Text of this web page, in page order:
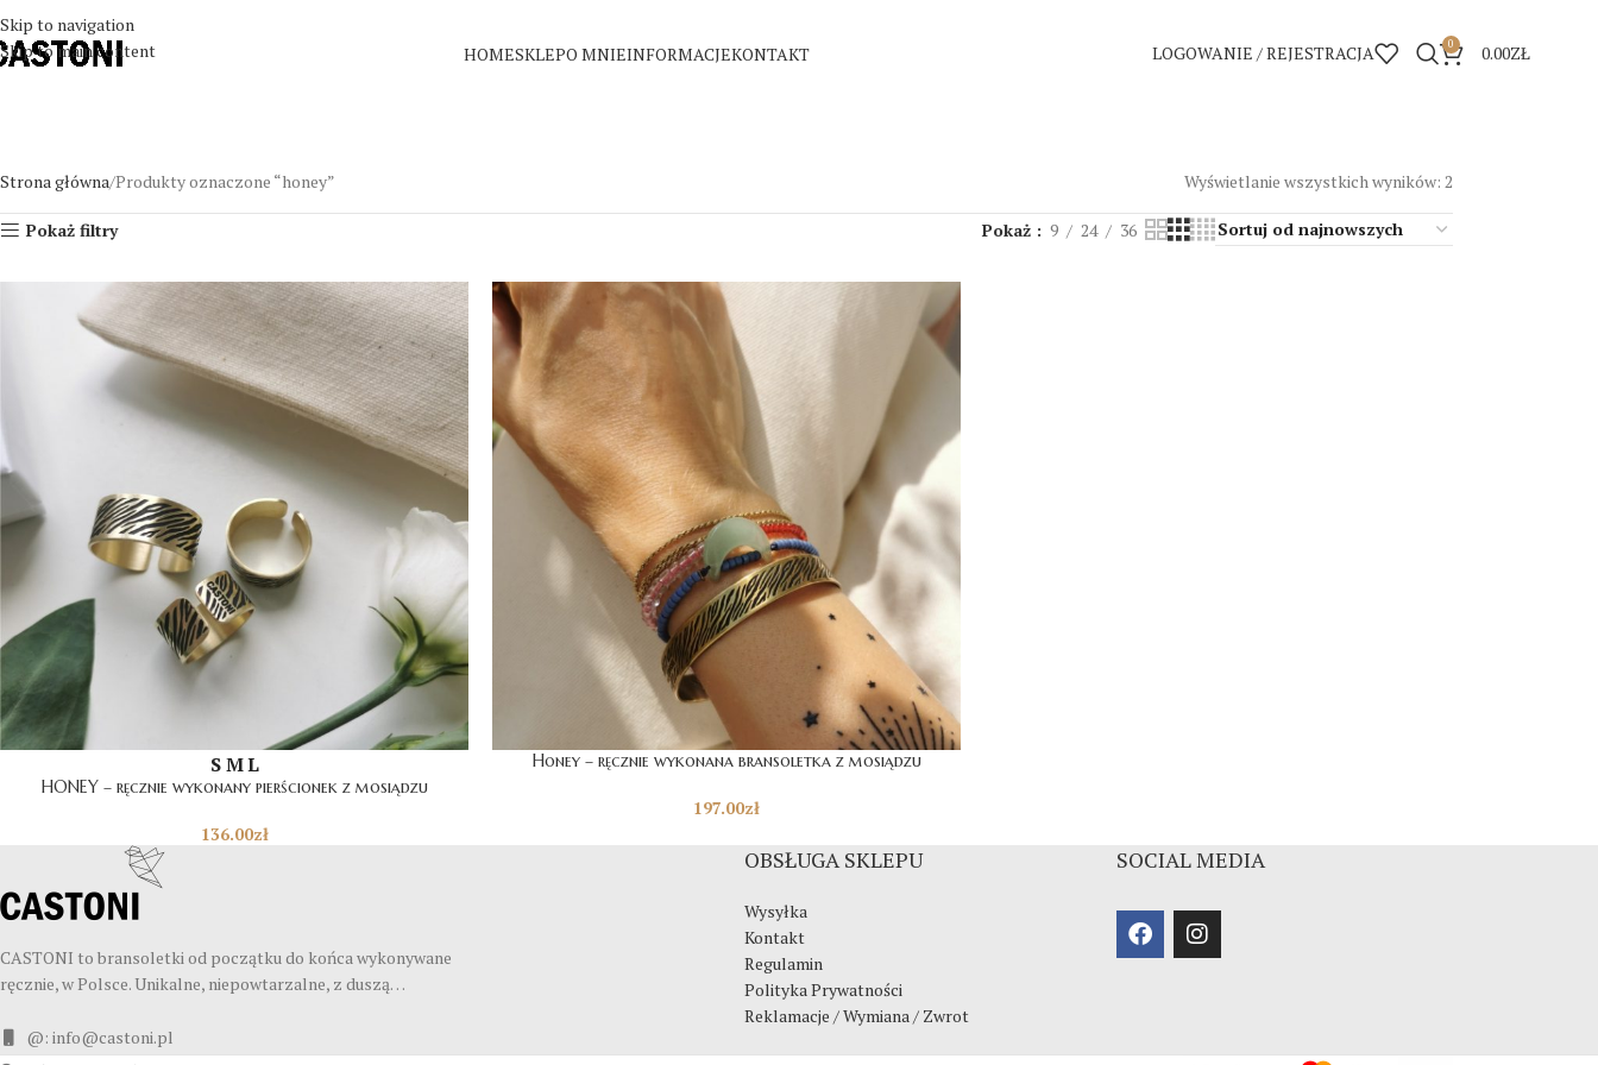
Skip to navigation
Skip to main content
HOMESKLEPO MNIEINFORMACJEKONTAKT LOGOWANIE / REJESTRACJA 0 0.00ZŁ
Strona główna Produkty oznaczone “honey” Wyświetlanie wszystkich wyników: 2
Pokaż filtry Pokaż 9 24 36
S ML
HONEY – ręcznie wykonany pierścionek z mosiądzu
136.00zł
Honey – ręcznie wykonana bransoletka z mosiądzu
197.00zł
CASTONI to bransoletki od początku do końca wykonywane
ręcznie, w Polsce. Unikalne, niepowtarzalne, z duszą…
@: info@castoni.pl
OBSŁUGA SKLEPU
Wysyłka
Kontakt
Regulamin
Polityka Prywatności
Reklamacje / Wymiana / Zwrot
SOCIAL MEDIA